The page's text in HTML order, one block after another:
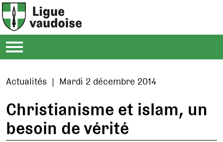
Actualités | Mardi 2 décembre 2014
Christianisme et islam, un
besoin de vérité